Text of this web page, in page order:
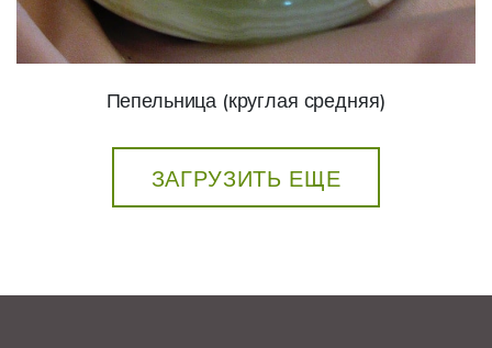
Пепельница (круглая средняя)
ЗАГРУЗИТЬ ЕЩЕ